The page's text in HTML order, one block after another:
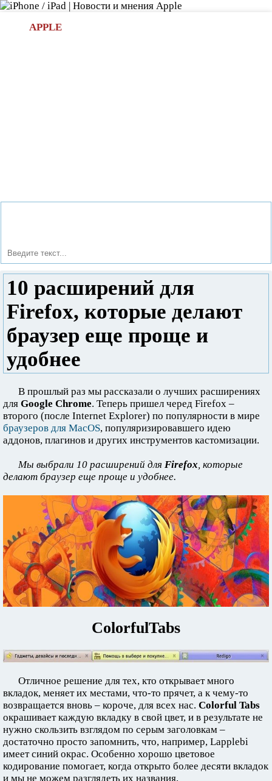
APPLE
10 расширений для
Firefox, которые делают
браузер еще проще и
удобнее
В прошлый раз мы рассказали о лучших расширениях
для Google Chrome. Теперь пришел черед Firefox –
второго (после Internet Explorer) по популярности в мире
браузеров для MacOS, популяризировавшего идею
аддонов, плагинов и других инструментов кастомизации.
Мы выбрали 10 расширений для Firefox, которые
делают браузер еще проще и удобнее.
ColorfulTabs
Отличное решение для тех, кто открывает много
вкладок, меняет их местами, что-то прячет, а к чему-то
возвращается вновь – короче, для всех нас. Colorful Tabs
окрашивает каждую вкладку в свой цвет, и в результате не
нужно скользить взглядом по серым заголовкам –
достаточно просто запомнить, что, например, Lapplebi
имеет синий окрас. Особенно хорошо цветовое
кодирование помогает, когда открыто более десяти вкладок
и мы не можем разглядеть их названия.